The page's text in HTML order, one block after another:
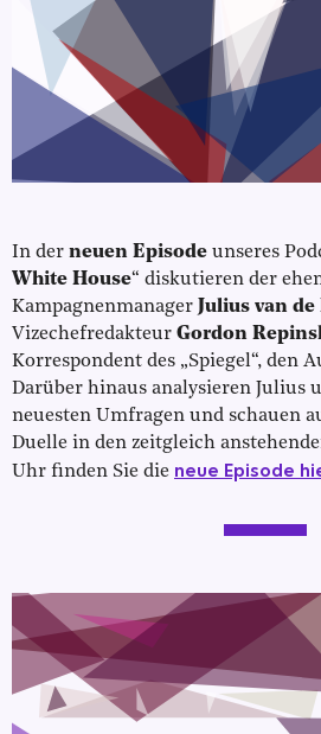
In der neuen Episode unseres
White House“ diskutieren der
Kampagnenmanager Julius van de
Vizechefredakteur Gordon
Korrespondent des „Spiegel“, den
Darüber hinaus analysieren Julius
neuesten Umfragen und schauen
Duelle in den zeitgleich
Uhr finden Sie die neue Episode